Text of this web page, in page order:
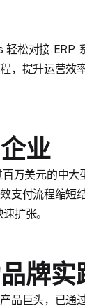
松对接 ERP
，提升运营
业
万美元的中
支付流程缩
扩张。
牌实
品巨头，已